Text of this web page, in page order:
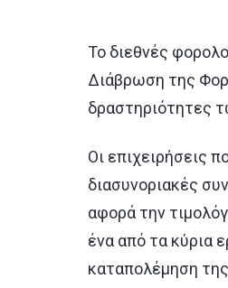
Το διεθνές
Διάβρωση της
δραστηριότητες
Οι επιχειρήσεις
διασυνοριακές
αφορά την
ένα από τα κύρια
καταπολέμηση